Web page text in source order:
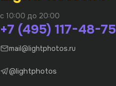
с 10:00 до 20:00
+7 (495) 117-48-75
mail@lightphotos.ru
@lightphotos